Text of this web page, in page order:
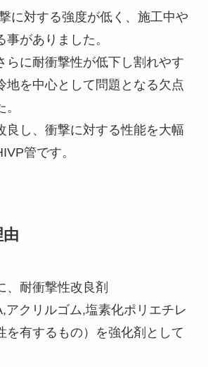
に対する強度が低く、施工中や
がありました。
らに耐衝撃性が低下し割れやす
地を中心として問題となる欠点
良し、衝撃に対する性能を大幅
管です。
、耐衝撃性改良剤
アクリルゴム,塩素化ポリエチレ
を有するもの）を強化剤として